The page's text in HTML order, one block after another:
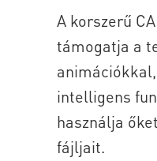
A korszerű
támogatja a
intelligens
használja
fájljait.